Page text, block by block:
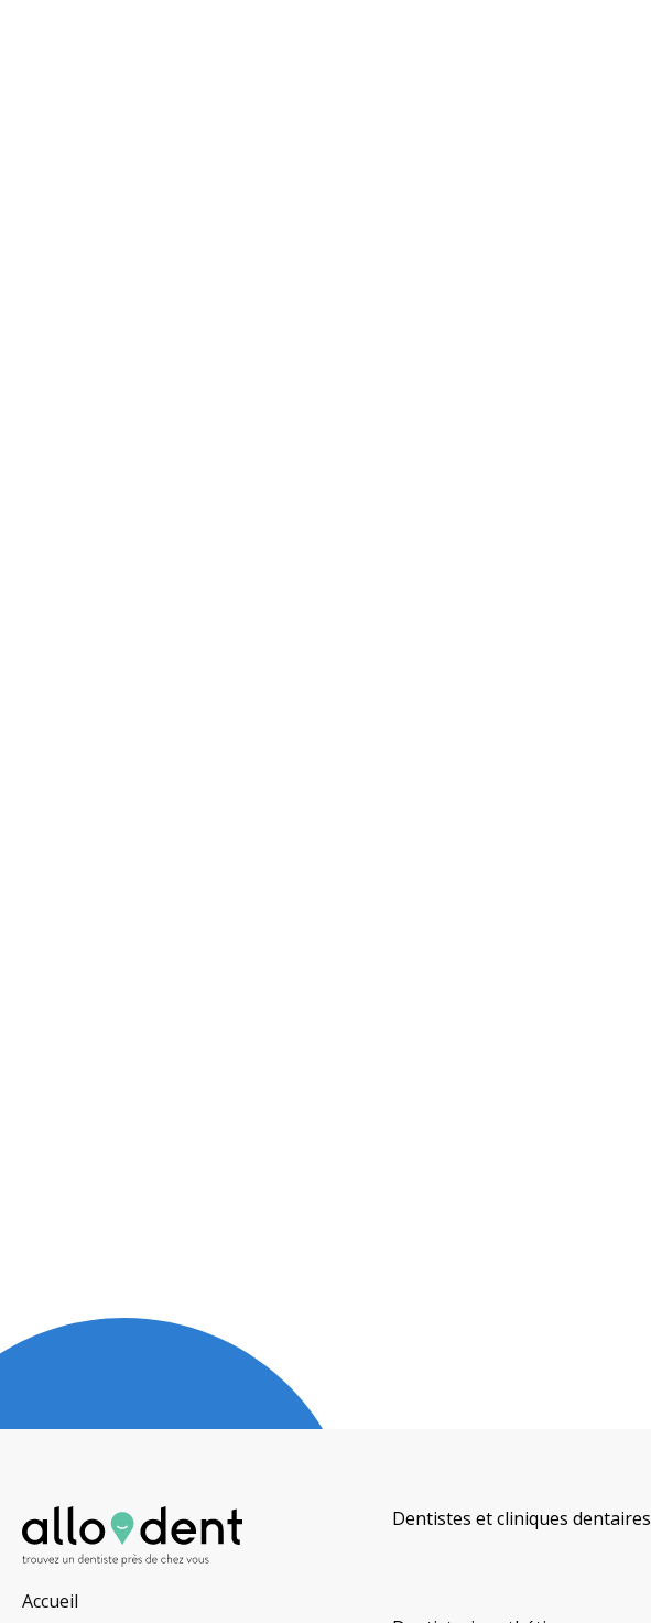
Accueil
Dentistes et cliniques dentaires